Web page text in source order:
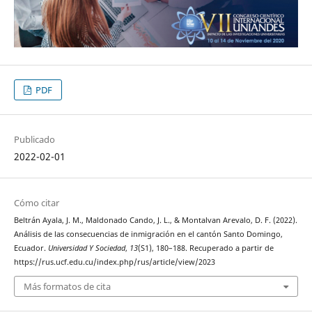
PDF
Publicado
2022-02-01
Cómo citar
Beltrán Ayala, J. M., Maldonado Cando, J. L., & Montalvan Arevalo, D. F. (2022).
Análisis de las consecuencias de inmigración en el cantón Santo Domingo,
Ecuador. Universidad Y Sociedad, 13(S1), 180–188. Recuperado a partir de
https://rus.ucf.edu.cu/index.php/rus/article/view/2023
Más formatos de cita